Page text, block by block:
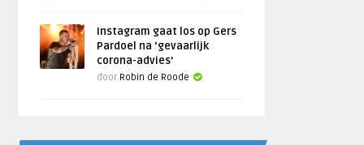
Instagram gaat los op Gers
Pardoel na ‘gevaarlijk
corona-advies’
door Robin de Roode